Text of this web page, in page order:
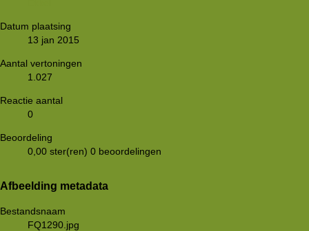
Datum plaatsing
13 jan 2015
Aantal vertoningen
1.027
Reactie aantal
0
Beoordeling
0,00 ster(ren) 0 beoordelingen
Afbeelding metadata
Bestandsnaam
FQ1290.jpg